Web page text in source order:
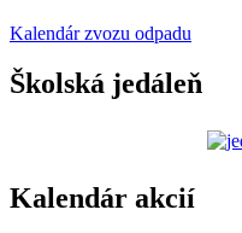
Kalendár zvozu odpadu
Školská jedáleň
Kalendár akcií